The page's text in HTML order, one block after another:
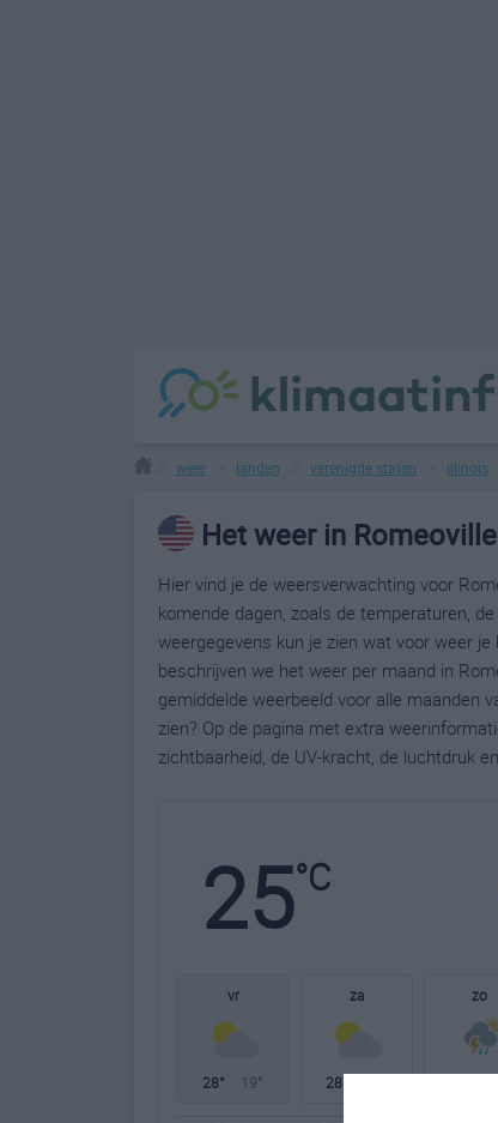
weer landen verenigde staten illinois
Het weer in Romeoville
Hier vind je de weersverwachting voor
komende dagen, zoals de temperaturen,
weergegevens kun je zien wat voor weer
beschrijven we het weer per maand in
gemiddelde weerbeeld voor alle maanden
zien? Op de pagina met extra
zichtbaarheid, de UV-kracht, de luchtdruk
25°C
vr
28° 19°
za
28°
zo